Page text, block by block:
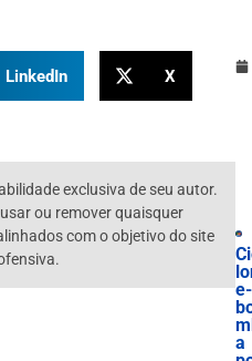
LinkedIn X
exclusiva de seu autor.
ou remover quaisquer
com o objetivo do site
e-
a